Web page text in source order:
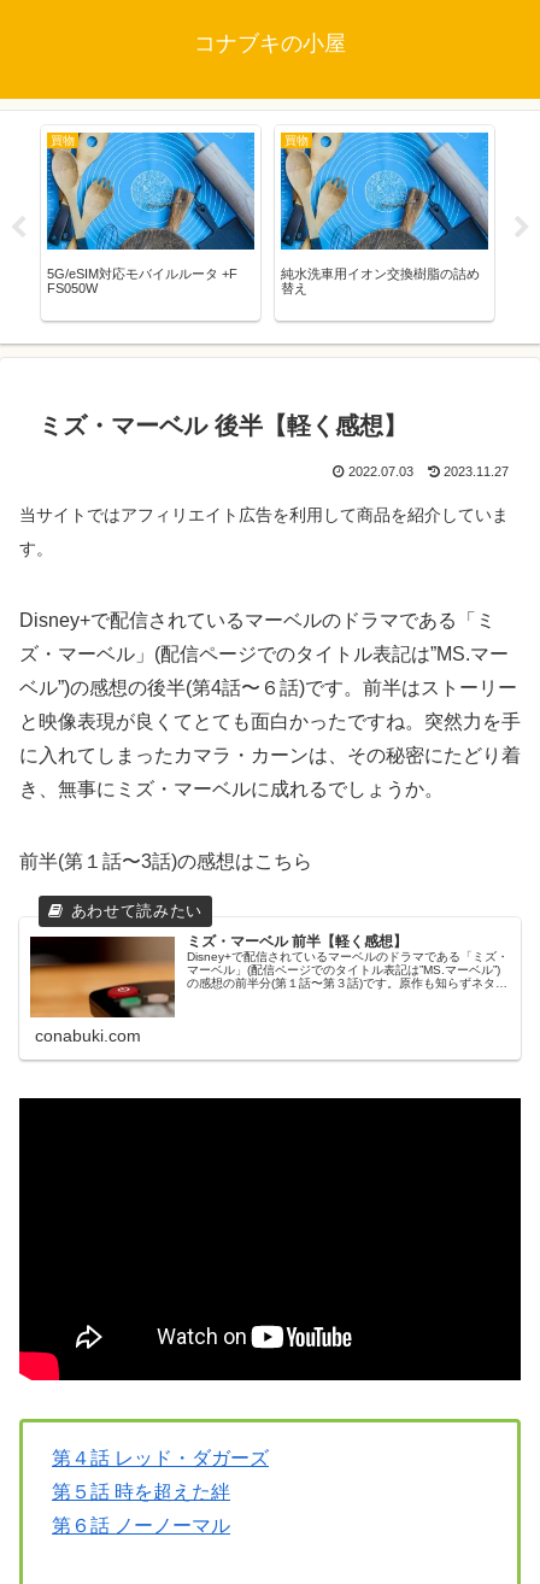
コナブキの小屋
買物
5G/eSIM対応モバイルルータ +F
FS050W
買物
純水洗車用イオン交換樹脂の詰め
替え
ミズ・マーベル 後半【軽く感想】
2022.07.03 2023.11.27
当サイトではアフィリエイト 広告を利用して商品を紹介していま
す。
Disney+で配信されているマーベルのドラマである「ミ
ズ・マーベル」(配信ページでのタイトル表記は”MS.マー
ベル”)の感想の後半(第4話〜６話)です。前半はストーリー
と映像表現が良くてとても面白かったですね。突然力を手
に入れてしまったカマラ・カーンは、その秘密にたどり着
き、無事にミズ・マーベルに成れるでしょうか。
前半(第１話〜3話)の感想はこちら
ミズ・マーベル 前半【軽く感想】
Disney+で配信されているマーベルのドラマである「ミズ・
マーベル」(配信ページでのタイトル表記は”MS.マーベル”)
の感想の前半分(第１話〜第３話)です。原作も知らずネタバ
conabuki.com
第４話 レッド・ダガーズ
第５話 時を超えた絆
第６話 ノーノーマル